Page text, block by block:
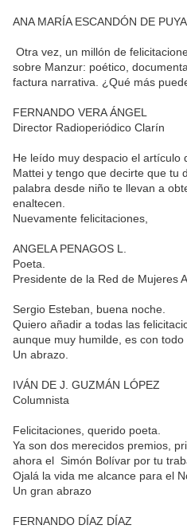
ANA MARÍA ESCANDÓN DE
Otra vez, un millón de
sobre Manzur: poético,
factura narrativa. ¿Qué más
FERNANDO VERA ÁNGEL
Director Radioperiódico Clarín
He leído muy despacio el artículo
Mattei y tengo que decirte que tu
palabra desde niño te llevan a
enaltecen.
Nuevamente felicitaciones,
ANGELA PENAGOS L.
Poeta.
Presidente de la Red de Mujeres
Sergio Esteban, buena noche.
Quiero añadir a todas las
aunque muy humilde, es con todo
Un abrazo.
IVÁN DE J. GUZMÁN LÓPEZ
Columnista
Felicitaciones, querido poeta.
Ya son dos merecidos premios,
ahora el Simón Bolívar por tu
Ojalá la vida me alcance para el
Un gran abrazo
FERNANDO DÍAZ DÍAZ